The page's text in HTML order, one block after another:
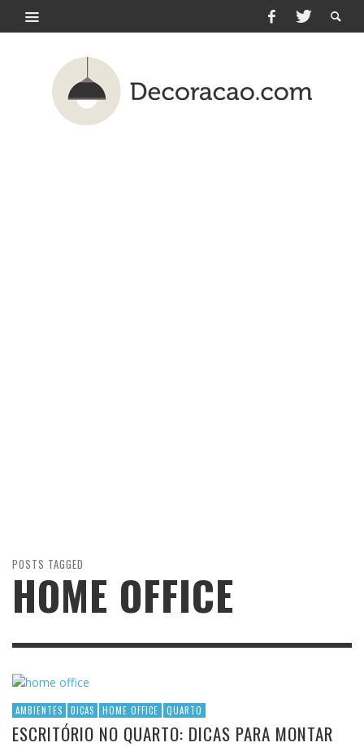
POSTS TAGGED
HOME OFFICE
AMBIENTES DICAS HOME OFFICE QUARTO
ESCRITÓRIO NO QUARTO: DICAS PARA MONTAR